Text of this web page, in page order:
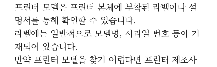
프린터 모델은 프린터 본체에 부착된 라벨이나 설
명서를 통해 확인할 수 있습니다.
라벨에는 일반적으로 모델명, 시리얼 번호 등이 기
재되어 있습니다.
만약 프린터 모델을 찾기 어렵다면 프린터 제조사